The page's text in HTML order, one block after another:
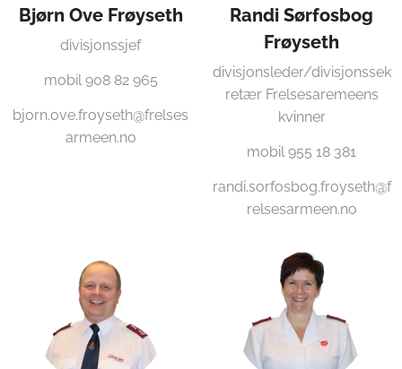
Bjørn Ove Frøyseth
divisjonssjef
mobil 908 82 965
bjorn.ove.froyseth@frelses
armeen.no
Randi Sørfosbog
Frøyseth
divisjonsleder/divisjonssek
retær Frelsesaremeens
kvinner
mobil 955 18 381
randi.sorfosbog.froyseth@f
relsesarmeen.no